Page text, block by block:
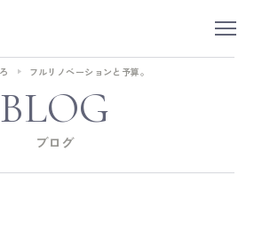
BLOG
ブログ
フルリノベーションと予算。